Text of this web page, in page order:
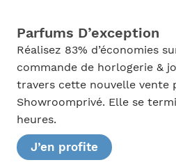
Parfums D’exception
Réalisez 83% d’économies
commande de horlogerie &
travers cette nouvelle vente
Showroomprivé. Elle se
heures.
J’en profite